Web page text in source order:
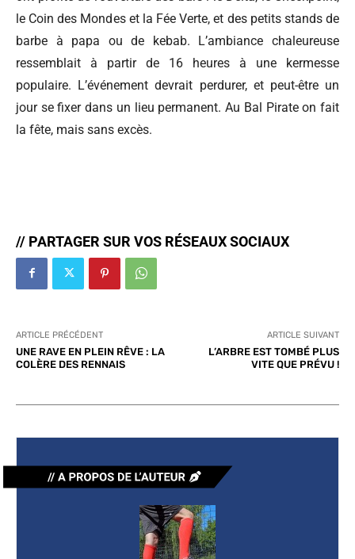
le Coin des Mondes et la Fée Verte, et des petits stands de
barbe à papa ou de kebab. L’ambiance chaleureuse
ressemblait à partir de 16 heures à une kermesse
populaire. L’événement devrait perdurer, et peut-être un
jour se fixer dans un lieu permanent. Au Bal Pirate on fait
la fête, mais sans excès.
// PARTAGER SUR VOS RÉSEAUX SOCIAUX
ARTICLE PRÉCÉDENT
UNE RAVE EN PLEIN RÊVE : LA
COLÈRE DES RENNAIS
ARTICLE SUIVANT
L’ARBRE EST TOMBÉ PLUS
VITE QUE PRÉVU !